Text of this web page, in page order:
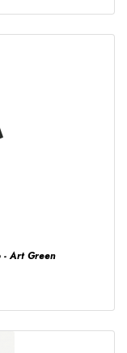
- Art Green